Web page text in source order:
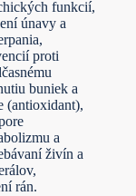
funkcií,
únavy a
proti
buniek a
(antioxidant),
a
živín a
rán.